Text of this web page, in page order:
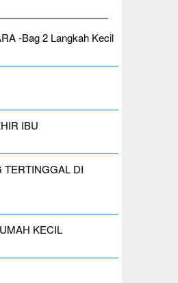
-Bag 2 Langkah Kecil
IBU
TERTINGGAL DI
KECIL